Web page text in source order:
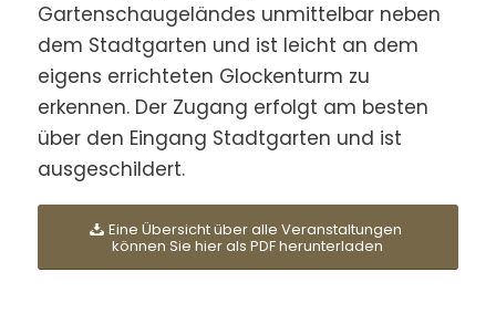
Gartenschaugeländes unmittelbar neben
dem Stadtgarten und ist leicht an dem
eigens errichteten Glockenturm zu
erkennen. Der Zugang erfolgt am besten
über den Eingang Stadtgarten und ist
ausgeschildert.
Eine Übersicht über alle Veranstaltungen
können Sie hier als PDF herunterladen